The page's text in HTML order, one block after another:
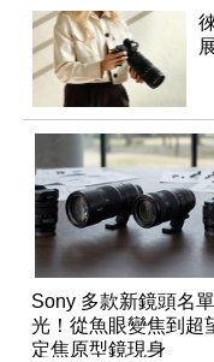
Sony 多款新鏡頭名
光！從魚眼變焦到超
定焦原型鏡現身